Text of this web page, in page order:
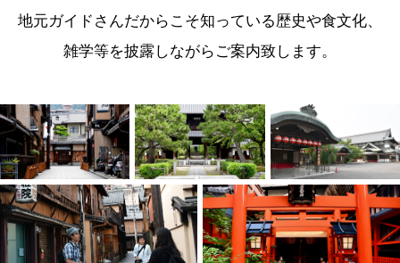
地元ガイドさんだからこそ知っている歴史や食文化、
雑学等を披露しながらご案内致します。